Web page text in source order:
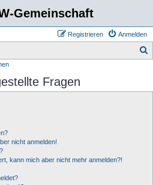
Gemeinschaft
Anmelden
Registrieren
h
Fragen
nicht anmelden!
kann mich aber nicht mehr anmelden?!